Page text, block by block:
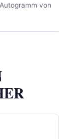
Autogramm von